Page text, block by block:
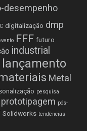
desempenho
digitalização dmp
FFF futuro
industrial
lançamento
Metal
pesquisa
prototipagem pós-
Solidworks tendências